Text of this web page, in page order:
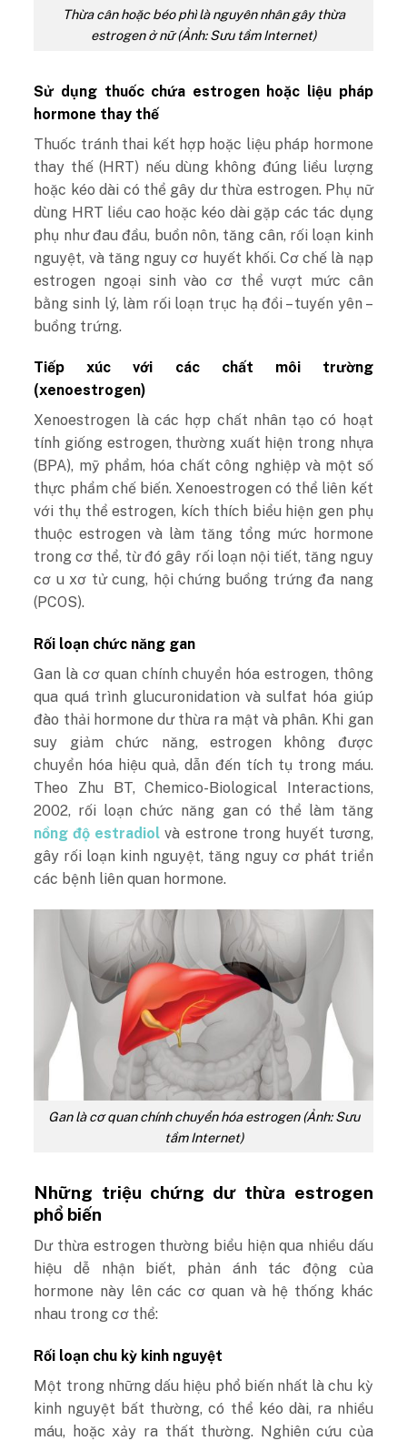
Thừa cân hoặc béo phì là nguyên nhân gây thừa
estrogen ở nữ (Ảnh: Sưu tầm Internet)
Sử dụng thuốc chứa estrogen hoặc liệu pháp
hormone thay thế
Thuốc tránh thai kết hợp hoặc liệu pháp hormone
thay thế (HRT) nếu dùng không đúng liều lượng
hoặc kéo dài có thể gây dư thừa estrogen. Phụ nữ
dùng HRT liều cao hoặc kéo dài gặp các tác dụng
phụ như đau đầu, buồn nôn, tăng cân, rối loạn kinh
nguyệt, và tăng nguy cơ huyết khối. Cơ chế là nạp
estrogen ngoại sinh vào cơ thể vượt mức cân
bằng sinh lý, làm rối loạn trục hạ đồi – tuyến yên –
buồng trứng.
Tiếp xúc với các chất môi trường
(xenoestrogen)
Xenoestrogen là các hợp chất nhân tạo có hoạt
tính giống estrogen, thường xuất hiện trong nhựa
(BPA), mỹ phẩm, hóa chất công nghiệp và một số
thực phẩm chế biến. Xenoestrogen có thể liên kết
với thụ thể estrogen, kích thích biểu hiện gen phụ
thuộc estrogen và làm tăng tổng mức hormone
trong cơ thể, từ đó gây rối loạn nội tiết, tăng nguy
cơ u xơ tử cung, hội chứng buồng trứng đa nang
(PCOS).
Rối loạn chức năng gan
Gan là cơ quan chính chuyển hóa estrogen, thông
qua quá trình glucuronidation và sulfat hóa giúp
đào thải hormone dư thừa ra mật và phân. Khi gan
suy giảm chức năng, estrogen không được
chuyển hóa hiệu quả, dẫn đến tích tụ trong máu.
Theo Zhu BT, Chemico-Biological Interactions,
2002, rối loạn chức năng gan có thể làm tăng
nồng độ estradiol và estrone trong huyết tương,
gây rối loạn kinh nguyệt, tăng nguy cơ phát triển
các bệnh liên quan hormone.
Gan là cơ quan chính chuyển hóa estrogen (Ảnh: Sưu
tầm Internet)
Những triệu chứng dư thừa estrogen
phổ biến
Dư thừa estrogen thường biểu hiện qua nhiều dấu
hiệu dễ nhận biết, phản ánh tác động của
hormone này lên các cơ quan và hệ thống khác
nhau trong cơ thể:
Rối loạn chu kỳ kinh nguyệt
Một trong những dấu hiệu phổ biến nhất là chu kỳ
kinh nguyệt bất thường, có thể kéo dài, ra nhiều
máu, hoặc xảy ra thất thường. Nghiên cứu của